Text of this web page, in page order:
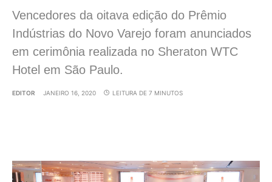
Vencedores da oitava edição do Prêmio
Indústrias do Novo Varejo foram anunciados
em cerimônia realizada no Sheraton WTC
Hotel em São Paulo.
EDITOR JANEIRO 16, 2020 LEITURA DE 7 MINUTOS